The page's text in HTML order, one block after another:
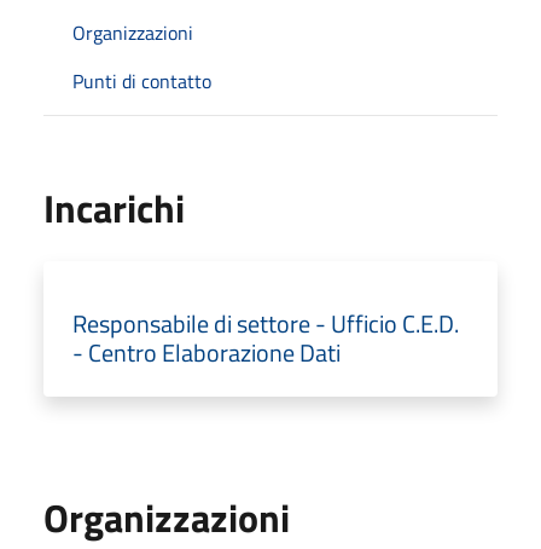
Organizzazioni
Punti di contatto
Incarichi
Responsabile di settore - Ufficio C.E.D.
- Centro Elaborazione Dati
Organizzazioni